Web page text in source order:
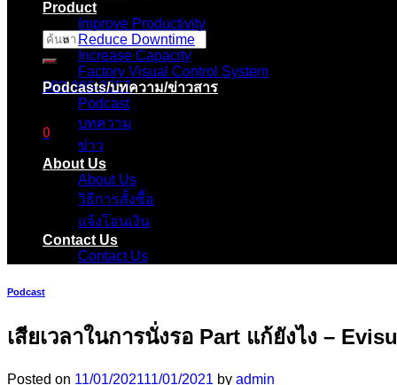
ค้นหา:
083-096-2657
0
ตะกร้าสินค้า
ไม่มีสินค้าในตะกร้า
Product
Improve Productivity
Reduce Downtime
Increase Capacity
Factory Visual Control System
Podcasts/บทความ/ข่าวสาร
Podcast
บทความ
ข่าว
About Us
About Us
วิธีการสั้งซื้อ
แจ้งโอนเงิน
Contact Us
Contact Us
Podcast
เสียเวลาในการนั่งรอ Part แก้ยังไง –
Posted on 11/01/202111/01/2021 by admin